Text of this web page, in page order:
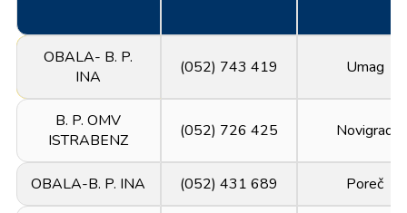
OBALA- B. P.
INA
(052) 743 419 Umag
B. P. OMV
ISTRABENZ
(052) 726 425 Novigrad
OBALA-B. P. INA (052) 431 689 Poreč